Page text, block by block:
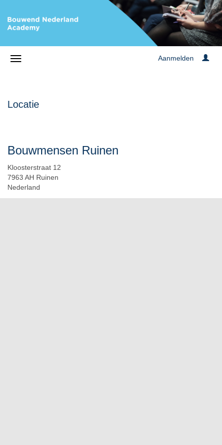
Aanmelden
Locatie
Bouwmensen Ruinen
Kloosterstraat 12
7963 AH Ruinen
Nederland